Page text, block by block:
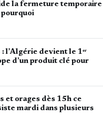
la fermeture temporaire
pourquoi
devient le 1ᵉʳ
d’un produit clé pour
et orages dès 15h ce
mardi dans plusieurs